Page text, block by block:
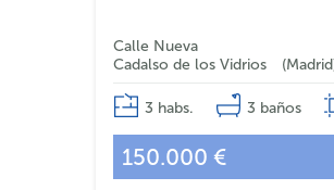
Calle Nueva
Cadalso de los Vidrios
Madrid
3 habs. 3 baños
150.000 €